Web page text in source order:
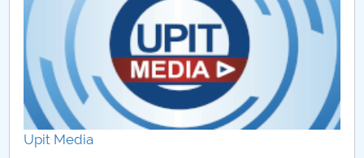
Partenerii consorţiului
Membrii partenerului UPIT
Etape şi activităţi – proiect component P1
Diseminare rezultate proiect component P1
Upit Media